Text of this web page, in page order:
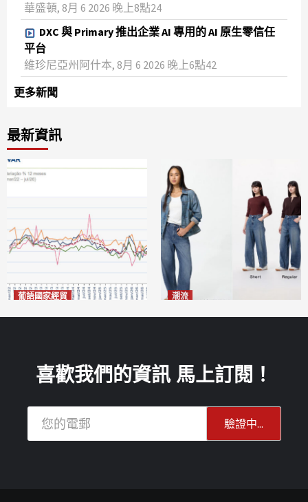
華盛頓, 8月 6 2026 晚上8點24
DXC 與 Primary 推出企業 AI 專用的 AI 原生零信任
平台
維珍尼亞州阿什本, 8月 6 2026 晚上6點42
更多新聞
最新資訊
葡語國家經貿 潮流
喜歡我們的資訊 馬上訂閱！